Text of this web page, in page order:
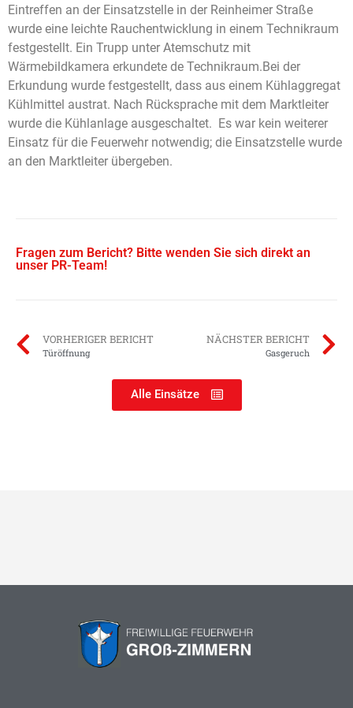
Eintreffen an der Einsatzstelle in der Reinheimer Straße
wurde eine leichte Rauchentwicklung in einem Technikraum
festgestellt. Ein Trupp unter Atemschutz mit
Wärmebildkamera erkundete de Technikraum.Bei der
Erkundung wurde festgestellt, dass aus einem Kühlaggregat
Kühlmittel austrat. Nach Rücksprache mit dem Marktleiter
wurde die Kühlanlage ausgeschaltet. Es war kein weiterer
Einsatz für die Feuerwehr notwendig; die Einsatzstelle wurde
an den Marktleiter übergeben.
Fragen zum Bericht? Bitte wenden Sie sich direkt an
unser PR-Team!
VORHERIGER BERICHT
Türöffnung
NÄCHSTER BERICHT
Gasgeruch
Alle Einsätze